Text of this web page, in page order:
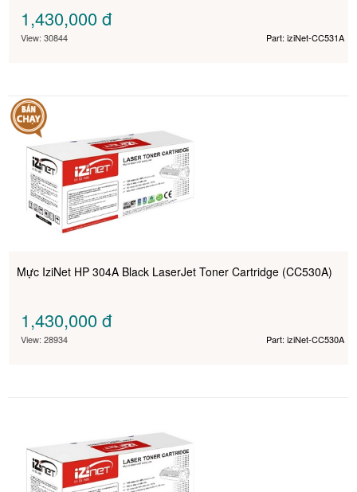
1,430,000đ
View: 30844 Part: iziNet-CC531A
Mực IziNet HP 304A Black LaserJet Toner Cartridge (CC530A)
1,430,000đ
View: 28934 Part: iziNet-CC530A